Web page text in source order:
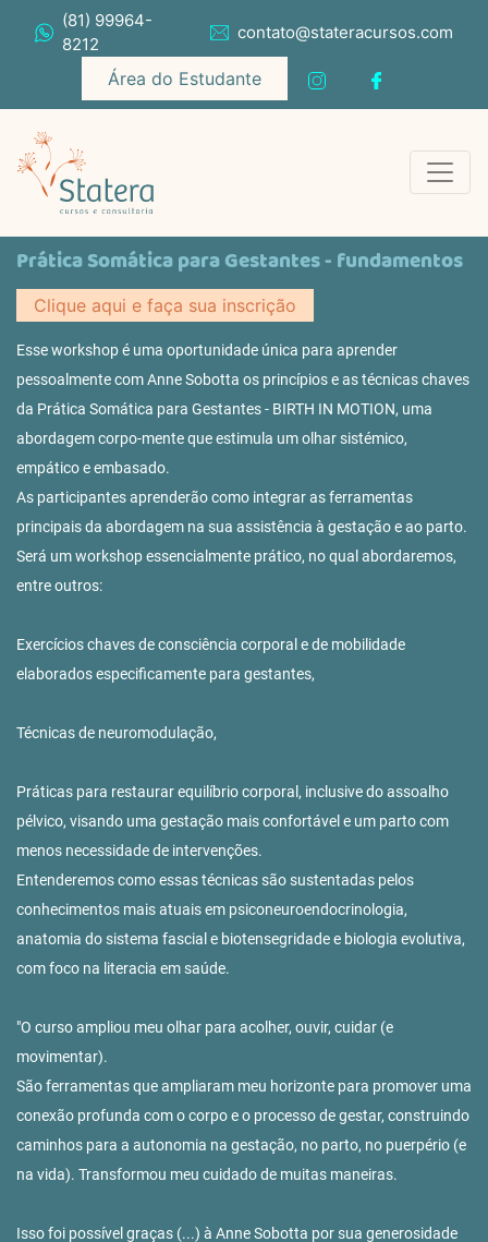
(81) 99964-
8212
contato@stateracursos.com
Área do Estudante
Prática Somática para Gestantes - fundamentos
Clique aqui e faça sua inscrição
Esse workshop é uma oportunidade única para aprender
pessoalmente com Anne Sobotta os princípios e as técnicas chaves
da Prática Somática para Gestantes - BIRTH IN MOTION, uma
abordagem corpo-mente que estimula um olhar sistémico,
empático e embasado.
As participantes aprenderão como integrar as ferramentas
principais da abordagem na sua assistência à gestação e ao parto.
Será um workshop essencialmente prático, no qual abordaremos,
entre outros:
Exercícios chaves de consciência corporal e de mobilidade
elaborados especificamente para gestantes,
Técnicas de neuromodulação,
Práticas para restaurar equilíbrio corporal, inclusive do assoalho
pélvico, visando uma gestação mais confortável e um parto com
menos necessidade de intervenções.
Entenderemos como essas técnicas são sustentadas pelos
conhecimentos mais atuais em psiconeuroendocrinologia,
anatomia do sistema fascial e biotensegridade e biologia evolutiva,
com foco na literacia em saúde.
"O curso ampliou meu olhar para acolher, ouvir, cuidar (e
movimentar).
São ferramentas que ampliaram meu horizonte para promover uma
conexão profunda com o corpo e o processo de gestar, construindo
caminhos para a autonomia na gestação, no parto, no puerpério (e
na vida). Transformou meu cuidado de muitas maneiras.
Isso foi possível graças (...) à Anne Sobotta por sua generosidade